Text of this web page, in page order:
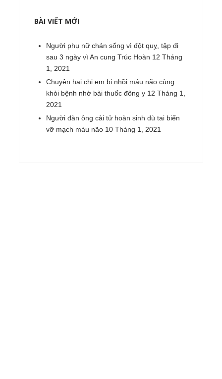
BÀI VIẾT MỚI
Người phụ nữ chán sống vì đột quỵ, tập đi
sau 3 ngày vì An cung Trúc Hoàn 12 Tháng
1, 2021
Chuyện hai chị em bị nhồi máu não cùng
khỏi bệnh nhờ bài thuốc đông y 12 Tháng 1,
2021
Người đàn ông cải tử hoàn sinh dù tai biến
vỡ mạch máu não 10 Tháng 1, 2021